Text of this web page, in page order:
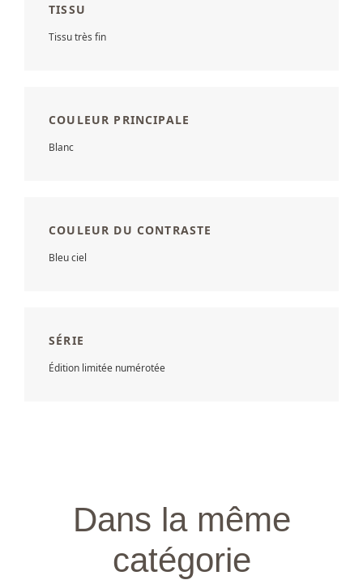
TISSU
Tissu très fin
COULEUR PRINCIPALE
Blanc
COULEUR DU CONTRASTE
Bleu ciel
SÉRIE
Édition limitée numérotée
Dans la même
catégorie